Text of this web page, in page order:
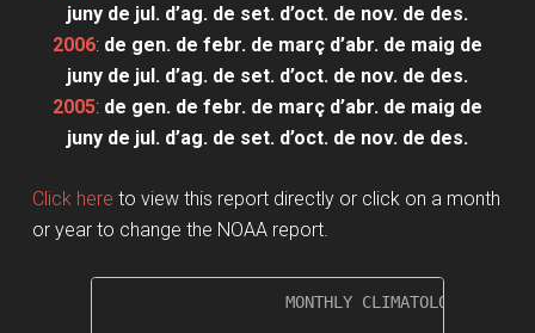
juny de jul. d’ag. de set. d’oct. de nov. de des.
2006: de gen. de febr. de març d’abr. de maig de
juny de jul. d’ag. de set. d’oct. de nov. de des.
2005: de gen. de febr. de març d’abr. de maig de
juny de jul. d’ag. de set. d’oct. de nov. de des.
Click here to view this report directly or click on a month
or year to change the NOAA report.
MONTHLY CLIMATOLOGICAL